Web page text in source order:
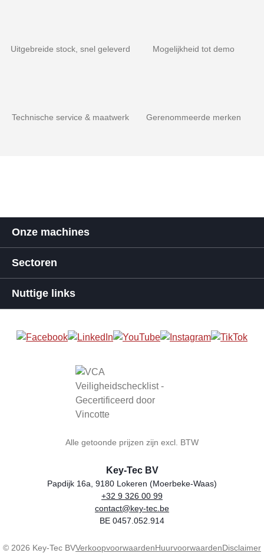
Uitgebreide stock, snel geleverd Mogelijkheid tot demo
Technische service & maatwerk Gerenommeerde merken
Onze machines
Sectoren
Nuttige links
Alle getoonde prijzen zijn excl. BTW
Winkelnaam
Key-Tec BV
Adres
Papdijk 16a, 9180 Lokeren (Moerbeke-Waas)
Telefoon
+32 9 326 00 99
E-mail
contact@key-tec.be
BTW-nummer
BE 0457.052.914
© 2026 Key-Tec BVVerkoopvoorwaardenHuurvoorwaardenDisclaimer